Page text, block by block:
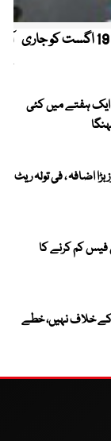
کیریبین پریمیئر لیگ ، قومی کرکٹرز کو این او سی 19 اگست کو جاری
ہفتے میں کئی
اضافہ ، فی تولہ ریٹ
فیس کم کرنے کا
خلاف نہیں، خطے